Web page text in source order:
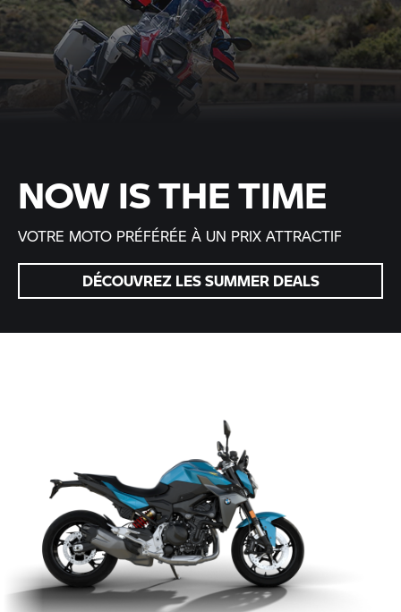
NOW IS THE TIME
VOTRE MOTO PRÉFÉRÉE À UN PRIX ATTRACTIF
DÉCOUVREZ LES SUMMER DEALS